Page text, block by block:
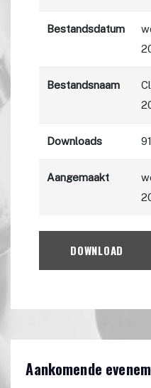
Bestandsdatum
Bestandsnaam
Downloads
Aangemaakt
DOWNLOAD
Aankomende